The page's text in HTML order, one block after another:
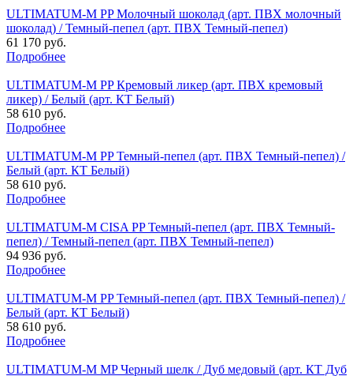
ULTIMATUM-M PP Молочный шоколад (арт. ПВХ молочный
шоколад) / Темный-пепел (арт. ПВХ Темный-пепел)
61 170 руб.
Подробнее
ULTIMATUM-M PP Кремовый ликер (арт. ПВХ кремовый
ликер) / Белый (арт. КТ Белый)
58 610 руб.
Подробнее
ULTIMATUM-M PP Темный-пепел (арт. ПВХ Темный-пепел) /
Белый (арт. КТ Белый)
58 610 руб.
Подробнее
ULTIMATUM-M CISA PP Темный-пепел (арт. ПВХ Темный-
пепел) / Темный-пепел (арт. ПВХ Темный-пепел)
94 936 руб.
Подробнее
ULTIMATUM-M PP Темный-пепел (арт. ПВХ Темный-пепел) /
Белый (арт. КТ Белый)
58 610 руб.
Подробнее
ULTIMATUM-M MP Черный шелк / Дуб медовый (арт. КТ Дуб